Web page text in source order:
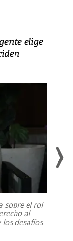
elige
sobre el rol
al
desafíos